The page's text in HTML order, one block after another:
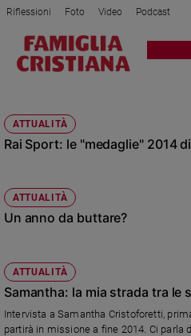
Attualità
Politica
Mondo
Legalità
e
giustizia
Interviste
Papa
Papa
Riflessioni Foto Video Podcast
Privacy Policy Chi siamo
Registrati Redazione
ATTUALITÀ
Rai Sport: le "medaglie" 2014
ATTUALITÀ
Un anno da buttare?
ATTUALITÀ
Samantha: la mia strada tra le
Intervista a Samantha Cristoforetti,
partirà in missione a fine 2014. Ci parla